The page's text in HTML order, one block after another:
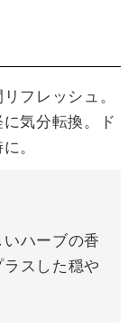
フレッシュ。
気分転換。ド
。
ハーブの香
スした穏や